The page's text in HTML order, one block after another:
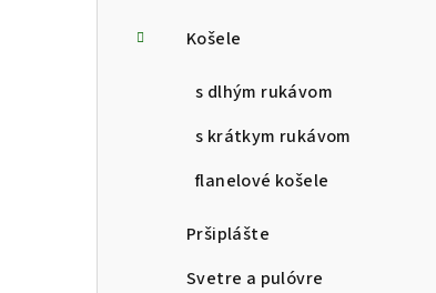
Košele
s dlhým rukávom
s krátkym rukávom
flanelové košele
Pršiplášte
Svetre a pulóvre